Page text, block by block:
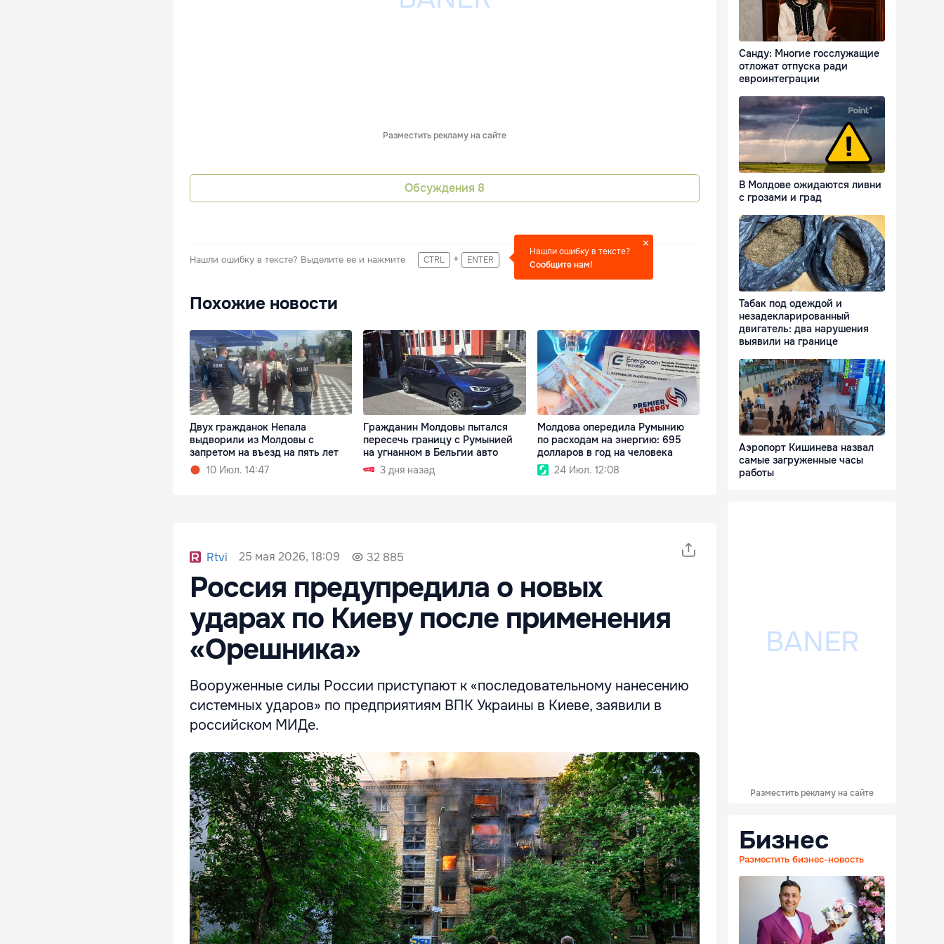
Разместить рекламу на сайте
Обсуждения 8
Нашли ошибку в тексте? Выделите ее и нажмите CTRL + ENTER
Нашли ошибку в тексте?
Сообщите нам!
Похожие новости
Двух гражданок Непала
выдворили из Молдовы с
запретом на въезд на пять лет
10 Июл. 14:47
Гражданин Молдовы пытался
пересечь границу с Румынией
на угнанном в Бельгии авто
3 дня назад
Молдова опередила Румынию
по расходам на энергию: 695
долларов в год на человека
24 Июл. 12:08
Rtvi 25 мая 2026, 18:09 32 885
Россия предупредила о новых
ударах по Киеву после применения
«Орешника»
Вооруженные силы России приступают к «последовательному нанесению
системных ударов» по предприятиям ВПК Украины в Киеве, заявили в
российском МИДе.
Санду: Многие госслужащие
отложат отпуска ради
евроинтеграции
В Молдове ожидаются ливни
с грозами и град
Табак под одеждой и
незадекларированный
двигатель: два нарушения
выявили на границе
Аэропорт Кишинева назвал
самые загруженные часы
работы
Разместить рекламу на сайте
Бизнес
Разместить бизнес-новость